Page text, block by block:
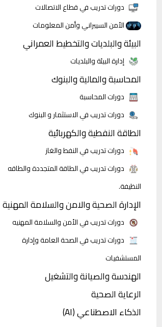
دورات تدريب في قطاع الاتصالات
الأمن السيبراني وأمن المعلومات
البيئة والبلديات والتخطيط العمراني
إدارة البيئة والبلديات
المحاسبة والمالية والبنوك
دورات المحاسبة
دورات تدريب في الاستثمار و البنوك
الطاقة النفطية والكهربائية
دورات تدريب في النفط والغاز
دورات تدريب في الطاقة المتجددة والطاقه
النظيفة.
الإدارة الصحية والامن والسلامة المهنية
دورات تدريب في الأمن والسلامة المهنيه
دورات تدريب في الصحة العامة وإدارة
المستشفيات
الهندسة والصيانة والتشغيل
الرعاية الصحية
الذكاء الاصطناعي (AI)